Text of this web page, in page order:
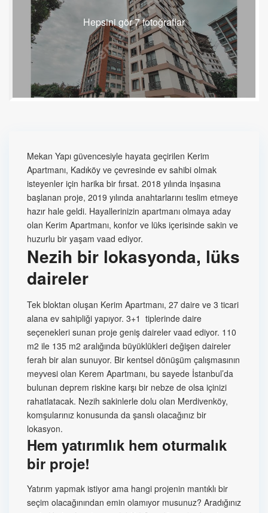
Hepsini gör 7 fotoğraflar
Mekan Yapı güvencesiyle hayata geçirilen Kerim
Apartmanı, Kadıköy ve çevresinde ev sahibi olmak
isteyenler için harika bir fırsat. 2018 yılında inşasına
başlanan proje, 2019 yılında anahtarlarını teslim etmeye
hazır hale geldi. Hayallerinizin apartmanı olmaya aday
olan Kerim Apartmanı, konfor ve lüks içerisinde sakin ve
huzurlu bir yaşam vaad ediyor.
Nezih bir lokasyonda, lüks
daireler
Tek bloktan oluşan Kerim Apartmanı, 27 daire ve 3 ticari
alana ev sahipliği yapıyor. 3+1 tiplerinde daire
seçenekleri sunan proje geniş daireler vaad ediyor. 110
m2 ile 135 m2 aralığında büyüklükleri değişen daireler
ferah bir alan sunuyor. Bir kentsel dönüşüm çalışmasının
meyvesi olan Kerem Apartmanı, bu sayede İstanbul’da
bulunan deprem riskine karşı bir nebze de olsa içinizi
rahatlatacak. Nezih sakinlerle dolu olan Merdivenköy,
komşularınız konusunda da şanslı olacağınız bir
lokasyon.
Hem yatırımlık hem oturmalık
bir proje!
Yatırım yapmak istiyor ama hangi projenin mantıklı bir
seçim olacağınından emin olamıyor musunuz? Aradığınız